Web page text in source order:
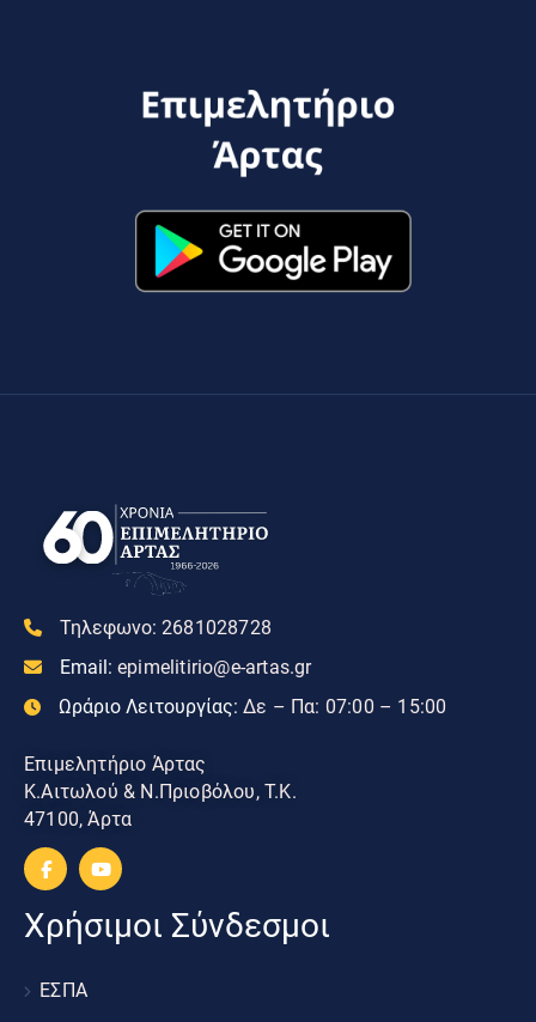
Τηλεφωνο: 2681028728
Email: epimelitirio@e-artas.gr
Ωράριο Λειτουργίας: Δε – Πα: 07:00 – 15:00
Επιμελητήριο Άρτας
Κ.Αιτωλού & Ν.Πριοβόλου, Τ.Κ.
47100, Άρτα
Χρήσιμοι Σύνδεσμοι
ΕΣΠΑ